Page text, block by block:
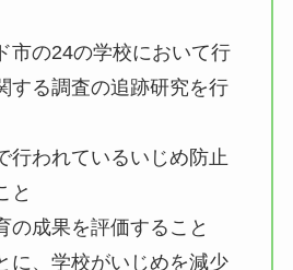
市の24の学校において行
する調査の追跡研究を行
行われているいじめ防止
と
の成果を評価すること
に、学校がいじめを減少